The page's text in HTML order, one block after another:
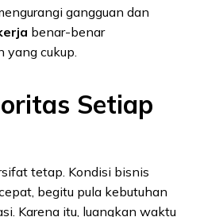
gangguan dan
benar-benar
cukup.
Setiap
tetap. Kondisi bisnis
begitu pula kebutuhan
Karena itu, luangkan waktu